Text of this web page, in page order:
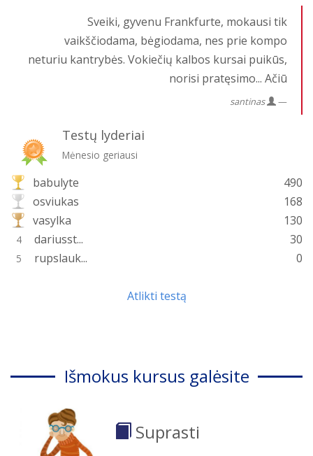
Sveiki, gyvenu Frankfurte, mokausi tik
vaikščiodama, bėgiodama, nes prie kompo
neturiu kantrybės. Vokiečių kalbos kursai puikūs,
norisi pratęsimo... Ačiū
santinas
Testų lyderiai
Mėnesio geriausi
babulyte
490
osviukas
168
vasylka
130
4 dariusst... 30
5 rupslauk... 0
Atlikti testą
Išmokus kursus galėsite
Suprasti